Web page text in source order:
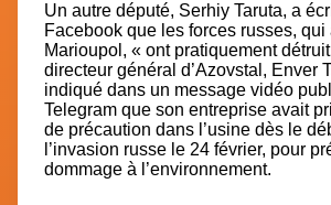
Un autre député, Serhiy Taruta, a
Facebook que les forces russes, qui
Marioupol, « ont pratiquement
directeur général d’Azovstal, Enver
indiqué dans un message vidéo
Telegram que son entreprise avait
de précaution dans l’usine dès le
l’invasion russe le 24 février, pour
dommage à l’environnement.